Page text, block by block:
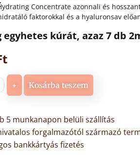
Concentrate azonnali és
faktorokkal és a hyaluronsav
egyhetes kúrát, azaz 7 db
+ Kosárba teszem
5 munkanapon belüli szállítás
forgalmazótól származó
bankkártyás fizetés